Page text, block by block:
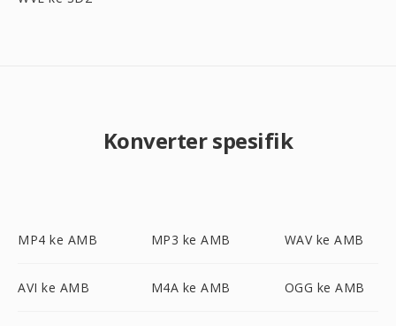
Konverter spesifik
MP4 ke AMB MP3 ke AMB WAV ke AMB
AVI ke AMB M4A ke AMB OGG ke AMB